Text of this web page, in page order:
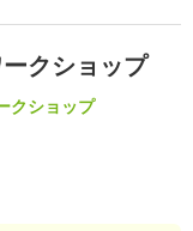
クショップ
クショップ